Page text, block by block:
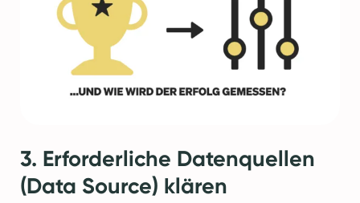
3. Erforderliche Datenquellen
(Data Source) klären